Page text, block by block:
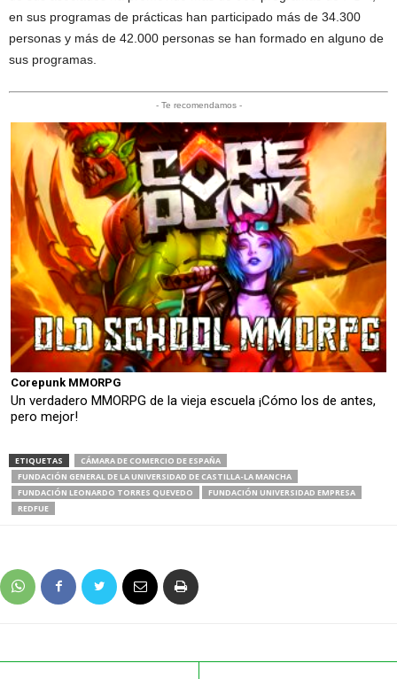
en sus programas de prácticas han participado más de 34.300
personas y más de 42.000 personas se han formado en alguno de
sus programas.
- Te recomendamos -
Corepunk MMORPG
Un verdadero MMORPG de la vieja escuela ¡Cómo los de antes,
pero mejor!
ETIQUETAS
CÁMARA DE COMERCIO DE ESPAÑA
FUNDACIÓN GENERAL DE LA UNIVERSIDAD DE CASTILLA-LA MANCHA
FUNDACIÓN LEONARDO TORRES QUEVEDO
FUNDACIÓN UNIVERSIDAD EMPRESA
REDFUE